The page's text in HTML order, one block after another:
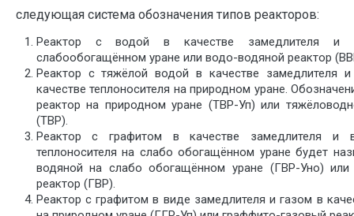
следующая система обозначения типов реакторов:
Реактор с водой в качестве замедлителя и
слабообогащённом уране или водо-водяной реактор
Реактор с тяжёлой водой в качестве замедлителя
качестве теплоносителя на природном уране.
реактор на природном уране (ТВР-Уп) или
(ТВР).
Реактор с графитом в качестве замедлителя и
теплоносителя на слабо обогащённом уране будет
водяной на слабо обогащённом уране (ГВР-Уно) или
реактор (ГВР).
Реактор с графитом в виде замедлителя и газом в